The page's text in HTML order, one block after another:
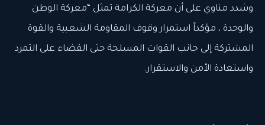
وشدد مناوي على أن معركة الكرامة تمثل “معركة الوطن
والوحدة ، مؤكداً استمرار وقوف المقاومة الشعبية والقوة
المشتركة إلى جانب القوات المسلحة حتى القضاء على التمرد
واستعادة الأمن والاستقرار.